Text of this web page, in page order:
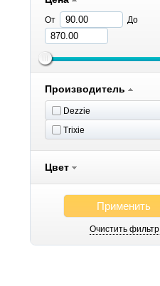
От До
Производитель
Dezzie
Trixie
Цвет
Применить
Очистить фильтр